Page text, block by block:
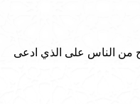
من الناس على الذي ادعى